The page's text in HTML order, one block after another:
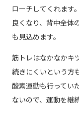
ローチしてくれます
良くなり、背中全体
も見込めます。
筋トレはなかなかキ
続きにくいという方
酸素運動も行ってい
ないので、運動を継